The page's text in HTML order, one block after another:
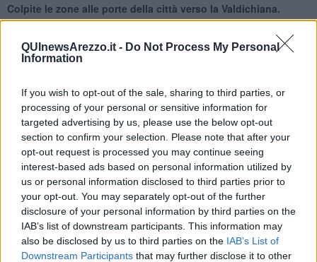
QUInewsArezzo.it - Do Not Process My Personal
Information
If you wish to opt-out of the sale, sharing to third parties, or
processing of your personal or sensitive information for
targeted advertising by us, please use the below opt-out
section to confirm your selection. Please note that after your
opt-out request is processed you may continue seeing
interest-based ads based on personal information utilized by
us or personal information disclosed to third parties prior to
your opt-out. You may separately opt-out of the further
disclosure of your personal information by third parties on the
IAB’s list of downstream participants. This information may
also be disclosed by us to third parties on the IAB’s List of
Downstream Participants that may further disclose it to other
Colpite le zone alle porte della città verso la Valdichiana.
Garage, strade e scantinati allagati. Torrente Esse oltre il
AREZZO - VALDICHIANA — Piogge intense e allagamenti dall’alba
anche nell’Aretino colpito dalla perturbazione che sta interessando
la Toscana.
Rigutino ha registrato strade sommerse dall’acqua. Medesimi
disagi pure a Palazzo del Pero, Bagnoro e tra Chiani e ancora
Rigutino. Circolazione fermata sulla ciclovia Nel tratto dalla Chiusa
dei Monaci a Pratantico. Tante le chiamate ai vigili del fuoco per
garage e scantinati allagati. Impegnati per liberare le strade e
garantire sicurezza anche i volontari della Racchetta.